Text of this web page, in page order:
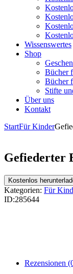
Wissenswertes
Shop
Bücher
Bücher
Stifte
Über uns
Kontakt
StartFür Kinder
Gefiederter
Kostenlos
Kategorien: Für
ID:285644
Rezensionen